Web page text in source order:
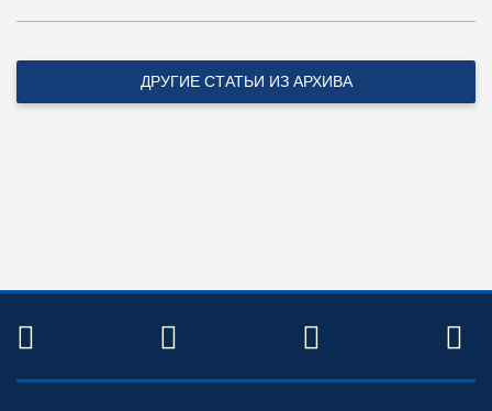
ДРУГИЕ СТАТЬИ ИЗ АРХИВА
TWITTER FACEBOOKYOUTUBE